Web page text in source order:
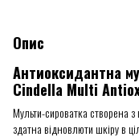
Опис
Антиоксидантна
Cindella Multi
Мульти-сироватка створена
здатна відновлюти шкіру в